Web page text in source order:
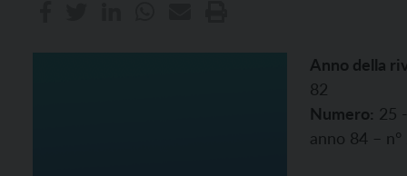
Anno della
82
Numero: 25 -
anno 84 – n°